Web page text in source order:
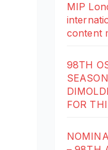
MIP
content
98TH
FOR